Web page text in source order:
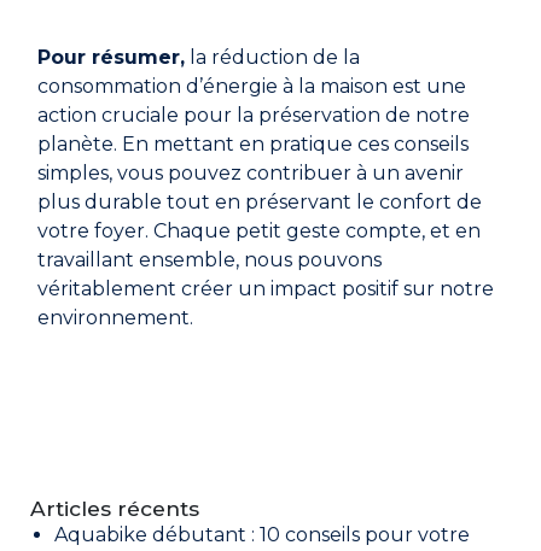
Pour résumer, la réduction de la
consommation d’énergie à la maison est une
action cruciale pour la préservation de notre
planète. En mettant en pratique ces conseils
simples, vous pouvez contribuer à un avenir
plus durable tout en préservant le confort de
votre foyer. Chaque petit geste compte, et en
travaillant ensemble, nous pouvons
véritablement créer un impact positif sur notre
environnement.
Articles récents
Aquabike débutant : 10 conseils pour votre